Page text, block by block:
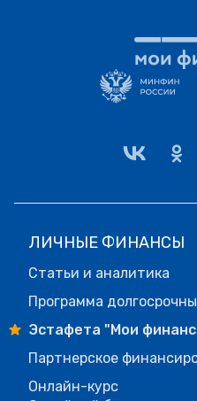
ЛИЧНЫЕ ФИНАНСЫ
Статьи и аналитика
Программа
Эстафета "Мои
Партнерское
Онлайн-курс